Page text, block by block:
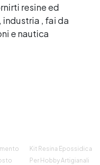
resine ed
, fai da
e nautica
Kit Resina Epossidica
Per Hobby Artigianali